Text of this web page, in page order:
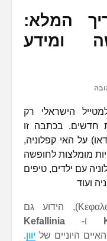
המלא:
ומידע
הישראלי רק
חדשים. בכתבה זו
על האי קפלוניה,
מומלצות לחופשה
עם ילדים, טיפים
ועוד
Kefalonia ביוונית(Κεφαλονιά), הידוע גם
Kefallinia
יוון.